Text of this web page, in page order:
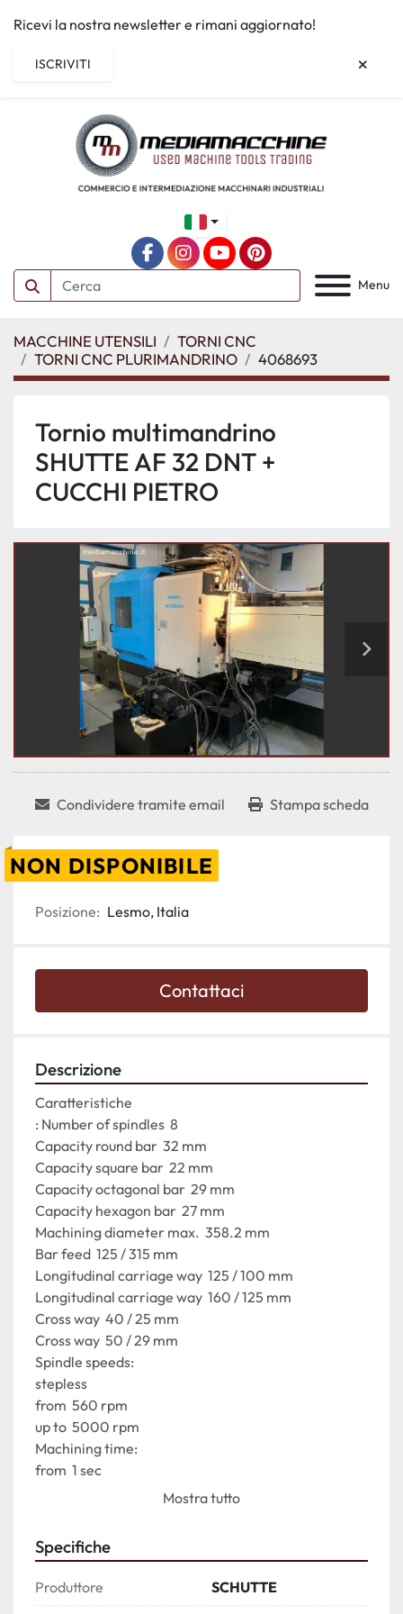
Ricevi la nostra newsletter e rimani aggiornato!
ISCRIVITI
Menu
facebookinstagram
youtubepinterest
MACCHINE UTENSILI
TORNI CNC
TORNI CNC PLURIMANDRINO
4068693
Tornio multimandrino
SHUTTE AF 32 DNT +
CUCCHI PIETRO
Condividere tramite email Stampa scheda
NON DISPONIBILE
Posizione: Lesmo, Italia
Contattaci
Descrizione
Caratteristiche
: Number of spindles  8
Capacity round bar  32 mm
Capacity square bar  22 mm
Capacity octagonal bar  29 mm
Capacity hexagon bar  27 mm
Machining diameter max.  358.2 mm
Bar feed  125 / 315 mm
Longitudinal carriage way  125 / 100 mm
Longitudinal carriage way  160 / 125 mm
Cross way  40 / 25 mm
Cross way  50 / 29 mm
Spindle speeds:
stepless
from  560 rpm
up to  5000 rpm
Machining time:
from  1 sec
Machine's weight about  10900 kg
Overall dimensions machine:
Mostra tutto
Specifiche
Produttore SCHUTTE